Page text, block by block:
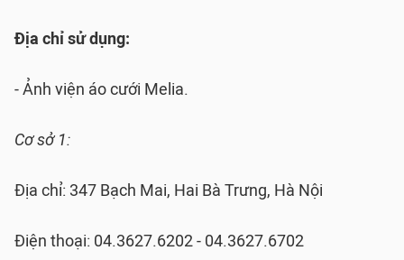
Địa chỉ sử dụng:
- Ảnh viện áo cưới Melia.
Cơ sở 1:
Địa chỉ: 347 Bạch Mai, Hai Bà Trưng, Hà Nội
Điện thoại: 04.3627.6202 - 04.3627.6702